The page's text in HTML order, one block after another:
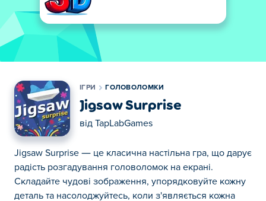
ІГРИ ГОЛОВОЛОМКИ
Jigsaw Surprise
від TapLabGames
Jigsaw Surprise — це класична настільна гра, що дарує
радість розгадування головоломок на екрані.
Складайте чудові зображення, упорядковуйте кожну
деталь та насолоджуйтесь, коли з'являється кожна